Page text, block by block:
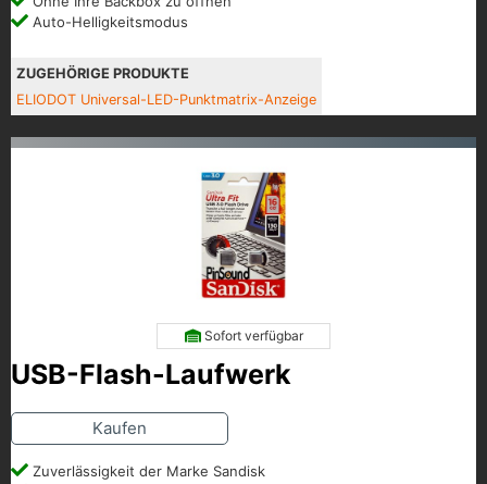
Auto-Helligkeitsmodus
ZUGEHÖRIGE PRODUKTE
ELIODOT Universal-LED-Punktmatrix-Anzeige
Sofort verfügbar
USB-Flash-Laufwerk
Kaufen
Zuverlässigkeit der Marke Sandisk